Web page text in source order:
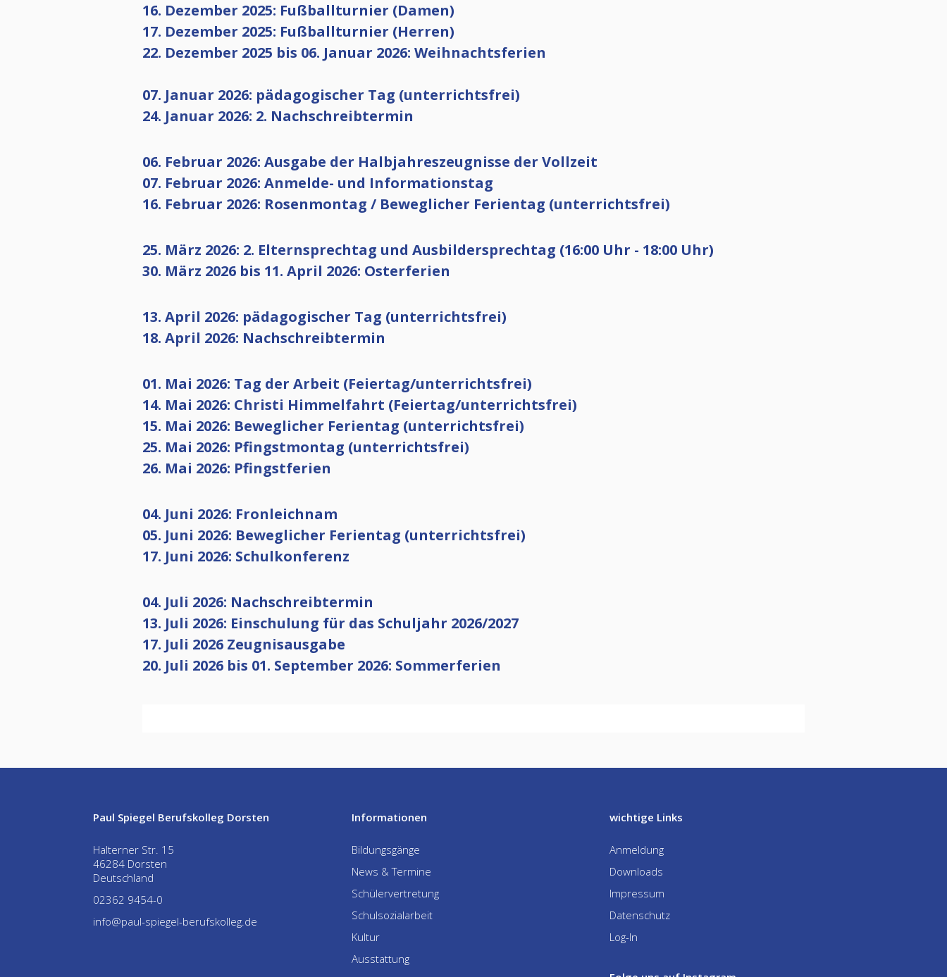
16. Dezember 2025: Fußballturnier (Damen)
17. Dezember 2025: Fußballturnier (Herren)
22. Dezember 2025 bis 06. Januar 2026: Weihnachtsferien
07. Januar 2026: pädagogischer Tag (unterrichtsfrei)
24. Januar 2026: 2. Nachschreibtermin
06. Februar 2026: Ausgabe der Halbjahreszeugnisse der Vollzeit
07. Februar 2026: Anmelde- und Informationstag
16. Februar 2026: Rosenmontag / Beweglicher Ferientag (unterrichtsfrei)
25. März 2026: 2. Elternsprechtag und Ausbildersprechtag (16:00 Uhr - 18:00 Uhr)
30. März 2026 bis 11. April 2026: Osterferien
13. April 2026: pädagogischer Tag (unterrichtsfrei)
18. April 2026: Nachschreibtermin
01. Mai 2026: Tag der Arbeit (Feiertag/unterrichtsfrei)
14. Mai 2026: Christi Himmelfahrt (Feiertag/unterrichtsfrei)
15. Mai 2026: Beweglicher Ferientag (unterrichtsfrei)
25. Mai 2026: Pfingstmontag (unterrichtsfrei)
26. Mai 2026: Pfingstferien
04. Juni 2026: Fronleichnam
05. Juni 2026: Beweglicher Ferientag (unterrichtsfrei)
17. Juni 2026: Schulkonferenz
04. Juli 2026: Nachschreibtermin
13. Juli 2026: Einschulung für das Schuljahr 2026/2027
17. Juli 2026 Zeugnisausgabe
20. Juli 2026 bis 01. September 2026: Sommerferien
Paul Spiegel Berufskolleg Dorsten
Halterner Str. 15
46284 Dorsten
Deutschland
02362 9454-0
info@paul-spiegel-berufskolleg.de
Informationen
Bildungsgänge
News & Termine
Schülervertretung
Schulsozialarbeit
Kultur
Ausstattung
wichtige Links
Anmeldung
Downloads
Impressum
Datenschutz
Log-In